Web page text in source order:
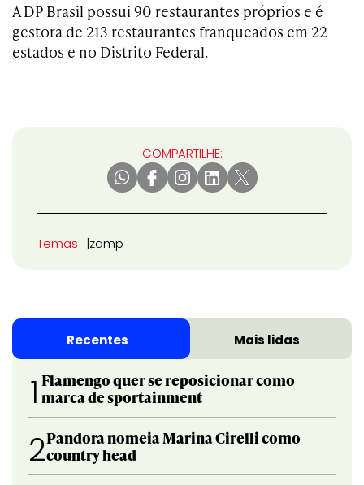
A DP Brasil possui 90 restaurantes próprios e é
gestora de 213 restaurantes franqueados em 22
estados e no Distrito Federal.
COMPARTILHE:
Temas zamp
Recentes Mais lidas
1 Flamengo quer se reposicionar como
marca de sportainment
2Pandora nomeia Marina Cirelli como
country head